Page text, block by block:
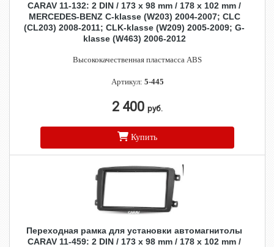
CARAV 11-132: 2 DIN / 173 x 98 mm / 178 x 102 mm /
MERCEDES-BENZ C-klasse (W203) 2004-2007; CLC
(CL203) 2008-2011; CLK-klasse (W209) 2005-2009; G-
klasse (W463) 2006-2012
Высококачественная пластмасса ABS
Артикул: 5-445
2 400 руб.
Купить
Переходная рамка для установки автомагнитолы
CARAV 11-459: 2 DIN / 173 x 98 mm / 178 x 102 mm /